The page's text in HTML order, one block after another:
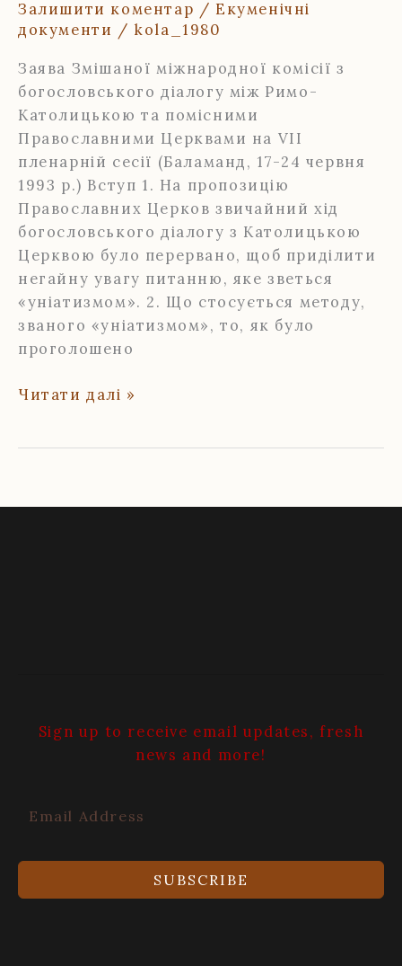
до
кардинала
Едварда
Ідріса
Кассіді
Залишити коментар / Екуменічні
документи / kola_1980
Заява Змішаної міжнародної комісії з
богословського діалогу між Римо-
Католицькою та помісними
Православними Церквами на VII
пленарній сесії (Баламанд, 17-24 червня
1993 р.) Вступ 1. На пропозицію
Православних Церков звичайний хід
богословського діало­гу з Католицькою
Церквою було перервано, щоб приділити
негайну увагу питанню, яке зветься
«уніатизмом». 2. Що стосується методу,
званого «уніатизмом», то, як було
проголошено
Баламандська
Читати далі »
Sign up to receive email updates, fresh
news and more!
SUBSCRIBE